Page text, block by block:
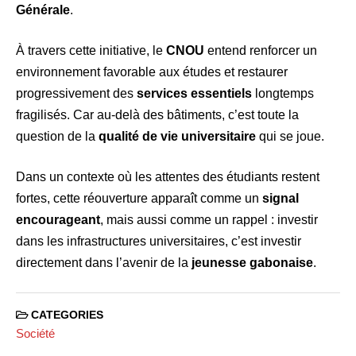
Générale.
À travers cette initiative, le CNOU entend renforcer un
environnement favorable aux études et restaurer
progressivement des services essentiels longtemps
fragilisés. Car au-delà des bâtiments, c’est toute la
question de la qualité de vie universitaire qui se joue.
Dans un contexte où les attentes des étudiants restent
fortes, cette réouverture apparaît comme un signal
encourageant, mais aussi comme un rappel : investir
dans les infrastructures universitaires, c’est investir
directement dans l’avenir de la jeunesse gabonaise.
CATEGORIES
Société